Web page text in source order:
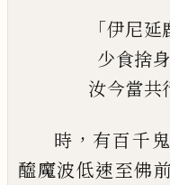
「伊尼延
少食捨
汝今當共
時 ， 有百千
醯魔波低速至佛前